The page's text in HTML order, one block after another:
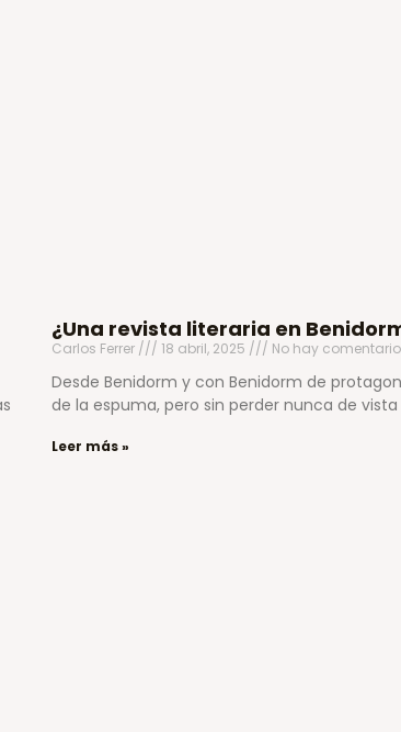
¿Una revista literaria en
Carlos Ferrer 18 abril, 2025 No hay
Desde Benidorm y con Benidorm de
de la espuma, pero sin perder nunca de
Leer más »